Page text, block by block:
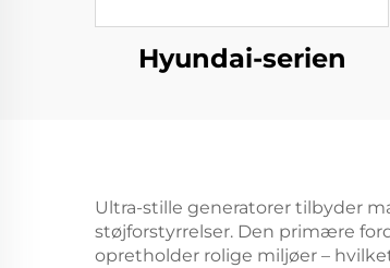
Hyundai-serien
Ultra-stille generatorer tilbyder
støjforstyrrelser. Den primære
opretholder rolige miljøer –